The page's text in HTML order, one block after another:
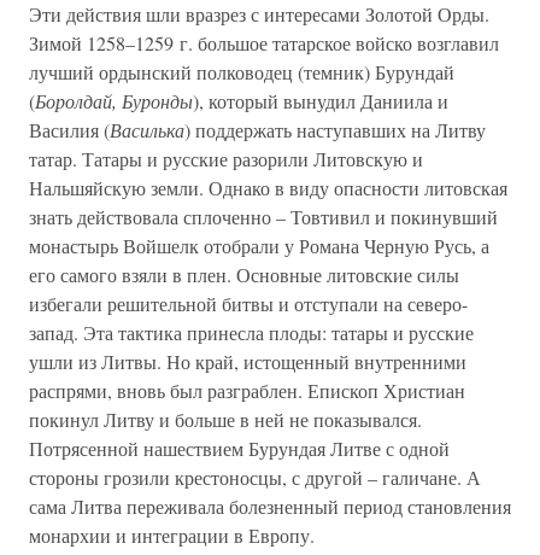
Эти действия шли вразрез с интересами Золотой Орды.
Зимой 1258–1259 г. большое татарское войско возглавил
лучший ордынский полководец (темник) Бурундай
(Боролдай, Буронды), который вынудил Даниила и
Василия (Василька) поддержать наступавших на Литву
татар. Татары и русские разорили Литовскую и
Нальшяйскую земли. Однако в виду опасности литовская
знать действовала сплоченно – Товтивил и покинувший
монастырь Войшелк отобрали у Романа Черную Русь, а
его самого взяли в плен. Основные литовские силы
избегали решительной битвы и отступали на северо-
запад. Эта тактика принесла плоды: татары и русские
ушли из Литвы. Но край, истощенный внутренними
распрями, вновь был разграблен. Епископ Христиан
покинул Литву и больше в ней не показывался.
Потрясенной нашествием Бурундая Литве с одной
стороны грозили крестоносцы, с другой – галичане. А
сама Литва переживала болезненный период становления
монархии и интеграции в Европу.